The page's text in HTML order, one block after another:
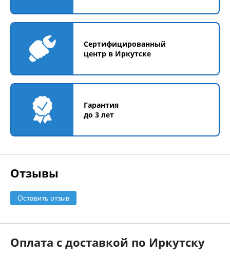
Сертифицированный
центр в Иркутске
Гарантия
до 3 лет
Отзывы
Оставить отзыв
Оплата с доставкой по Иркутску